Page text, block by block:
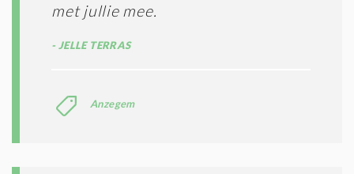
met jullie mee.
JELLE TERRAS
Anzegem